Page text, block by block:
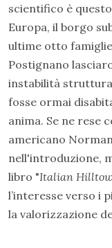
scientifico è
Europa, il borgo
ultime otto famiglie
Postignano
instabilità
fosse ormai
anima. Se ne
americano
nell'introduzione,
libro "Italian
l’interesse verso i
la valorizzazione